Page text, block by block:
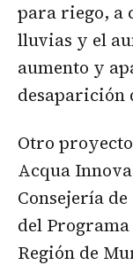
para riego, a
lluvias y el
aumento y
desaparición
Otro
Acqua
Consejería
del
Región de